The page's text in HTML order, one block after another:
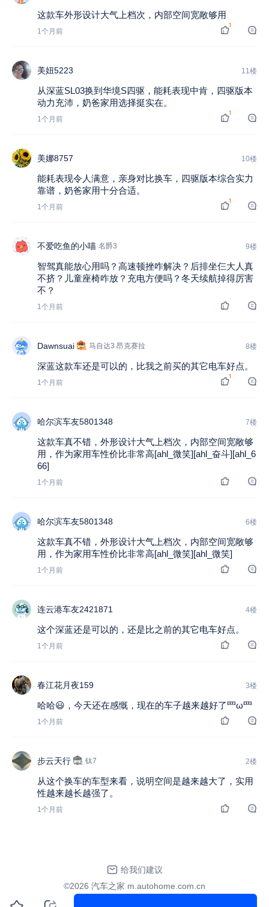
这款车外形设计大气上档次，内部空间宽敞够用
1个月前
1
美妞5223 11楼
从深蓝SL03换到华境S四驱，能耗表现中肯，四驱版本
动力充沛，奶爸家用选择挺实在。
1个月前
1
美娜8757 10楼
能耗表现令人满意，亲身对比换车，四驱版本综合实力
靠谱，奶爸家用十分合适。
1个月前
1
不爱吃鱼的小喵 名爵3 9楼
智驾真能放心用吗？高速顿挫咋解决？后排坐仨大人真
不挤？儿童座椅咋放？充电方便吗？冬天续航掉得厉害
不？
1个月前
Dawnsuai 马自达3 昂克赛拉 8楼
深蓝这款车还是可以的，比我之前买的其它电车好点。
1个月前
1
哈尔滨车友5801348 7楼
这款车真不错，外形设计大气上档次，内部空间宽敞够
用，作为家用车性价比非常高[ahl_微笑][ahl_奋斗][ahl_6
66]
1个月前
哈尔滨车友5801348 6楼
这款车真不错，外形设计大气上档次，内部空间宽敞够
用，作为家用车性价比非常高[ahl_微笑][ahl_微笑]
1个月前
连云港车友2421871 4楼
这个深蓝还是可以的，还是比之前的其它电车好点。
1个月前
春江花月夜159 3楼
哈哈😃，今天还在感慨，现在的车子越来越好了罒ω罒
1个月前
步云天行 钛7 2楼
从这个换车的车型来看，说明空间是越来越大了，实用
性越来越长越强了。
1个月前
给我们建议
©2026 汽车之家 m.autohome.com.cn